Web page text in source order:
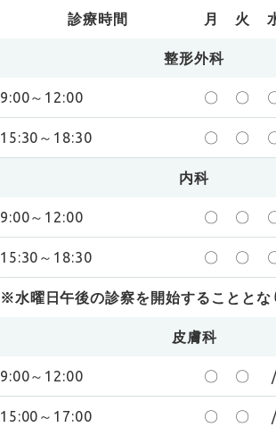
診療時間 月 火
整形外科
9:00～12:00 〇 〇
15:30～18:30 〇 〇
内科
9:00～12:00 〇 〇
15:30～18:30 〇 〇
※水曜日午後の診察を開始することとな
皮膚科
9:00～12:00 〇 〇 /
15:00～17:00 〇 〇 /